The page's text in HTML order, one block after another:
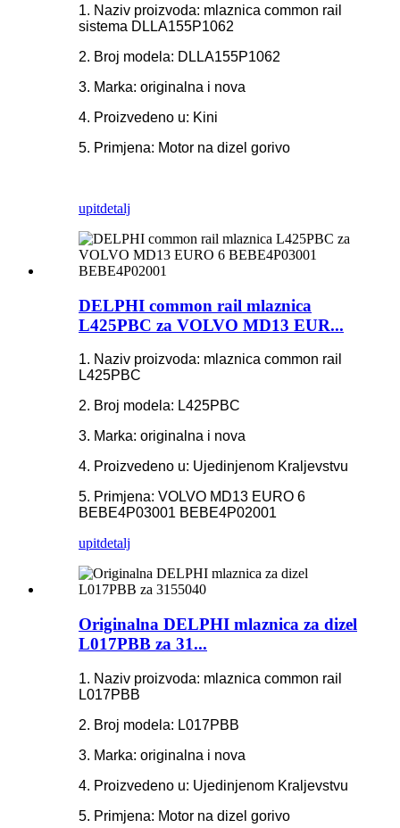
1. Naziv proizvoda: mlaznica common rail
sistema DLLA155P1062
2. Broj modela: DLLA155P1062
3. Marka: originalna i nova
4. Proizvedeno u: Kini
5. Primjena: Motor na dizel gorivo
upitdetalj
DELPHI common rail mlaznica
L425PBC za VOLVO MD13 EUR...
1. Naziv proizvoda: mlaznica common rail
L425PBC
2. Broj modela: L425PBC
3. Marka: originalna i nova
4. Proizvedeno u: Ujedinjenom Kraljevstvu
5. Primjena: VOLVO MD13 EURO 6
BEBE4P03001 BEBE4P02001
upitdetalj
Originalna DELPHI mlaznica za dizel
L017PBB za 31...
1. Naziv proizvoda: mlaznica common rail
L017PBB
2. Broj modela: L017PBB
3. Marka: originalna i nova
4. Proizvedeno u: Ujedinjenom Kraljevstvu
5. Primjena: Motor na dizel gorivo